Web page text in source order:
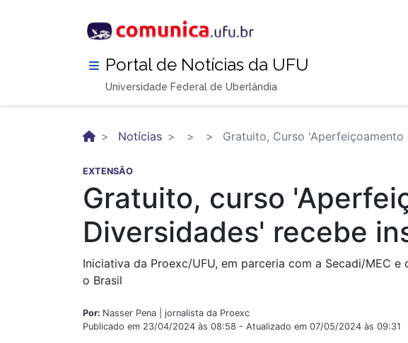
Portal de Notícias da UFU
Universidade Federal de Uberlândia
Notícias Gratuito, Curso
EXTENSÃO
Gratuito, curso
Diversidades' recebe
Iniciativa da Proexc/UFU, em parceria com a Secadi/MEC
o Brasil
Por: Nasser Pena | jornalista da Proexc
Publicado em 23/04/2024 às 08:58 - Atualizado em 07/05/2024 às 09:31